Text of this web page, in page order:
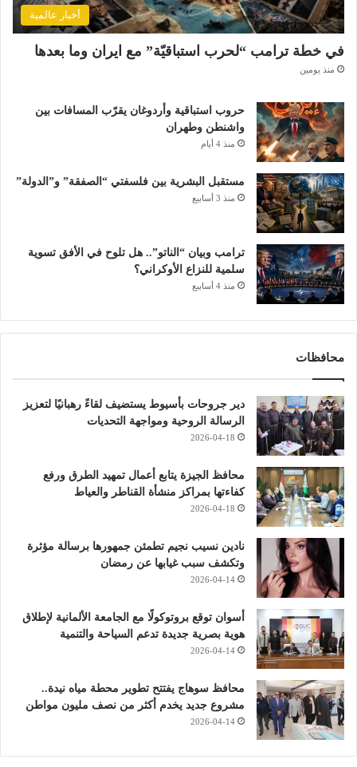
أخبار عالمية
في خطة ترامب “لحرب استباقيّة” مع ايران وما بعدها
منذ يومين
حروب استباقية وأردوغان يقرّب المسافات بين
واشنطن وطهران
منذ 4 أيام
مستقبل البشرية بين فلسفتي “الصفقة” و”الدولة”
منذ 3 أسابيع
ترامب وبيان “الناتو”.. هل تلوح في الأفق تسوية
سلمية للنزاع الأوكراني؟
منذ 4 أسابيع
محافظات
دير جروحات بأسيوط يستضيف لقاءً رهبانيًا لتعزيز
الرسالة الروحية ومواجهة التحديات
2026-04-18
محافظ الجيزة يتابع أعمال تمهيد الطرق ورفع
كفاءتها بمراكز منشأة القناطر والعياط
2026-04-18
نادين نسيب نجيم تطمئن جمهورها برسالة مؤثرة
وتكشف سبب غيابها عن رمضان
2026-04-14
أسوان توقع بروتوكولًا مع الجامعة الألمانية لإطلاق
هوية بصرية جديدة تدعم السياحة والتنمية
2026-04-14
محافظ سوهاج يفتتح تطوير محطة مياه نيدة..
مشروع جديد يخدم أكثر من نصف مليون مواطن
2026-04-14